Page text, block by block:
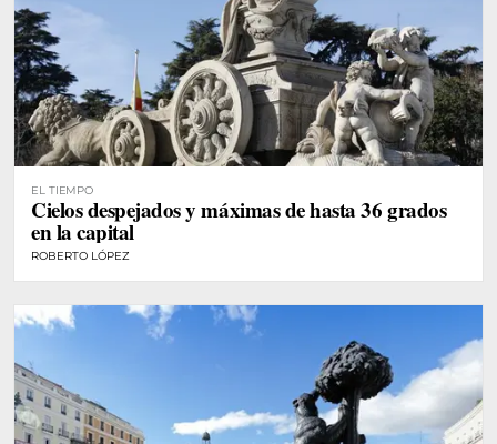
EL TIEMPO
Cielos despejados y máximas de hasta 36 grados
en la capital
ROBERTO LÓPEZ